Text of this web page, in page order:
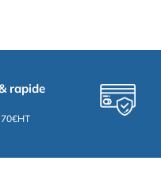
rapide